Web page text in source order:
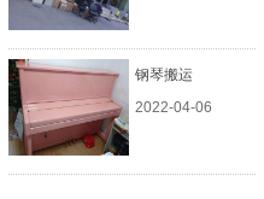
钢琴搬运
2022-04-06